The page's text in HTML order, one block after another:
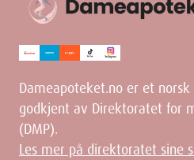
Height
Depth
Weight
Dameapoteket.no er et
godkjent av Direktoratet for
(DMP).
Les mer på direktoratet sine